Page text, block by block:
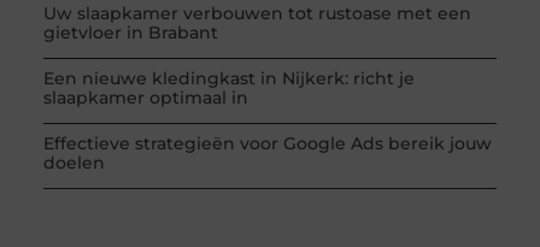
Uw slaapkamer verbouwen tot rustoase met een
gietvloer in Brabant
Een nieuwe kledingkast in Nijkerk: richt je
slaapkamer optimaal in
Effectieve strategieën voor Google Ads bereik jouw
doelen